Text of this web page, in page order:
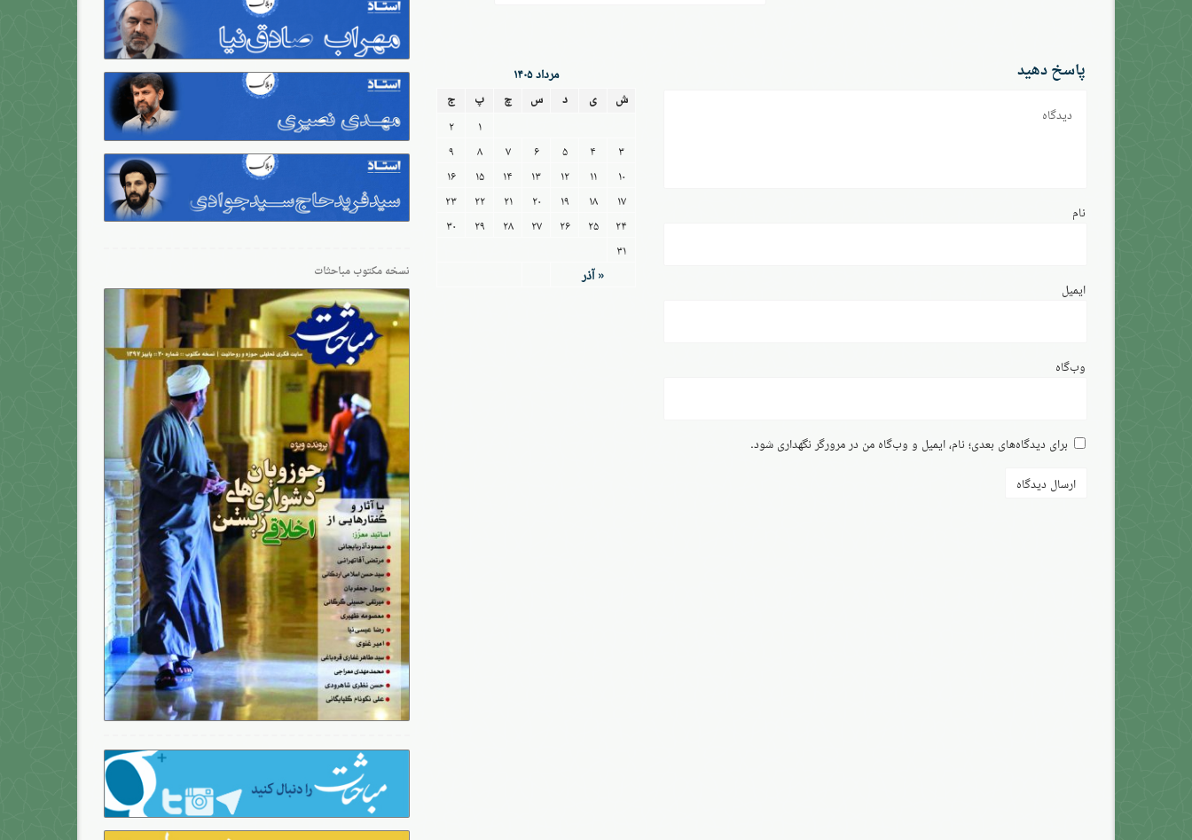
پاسخ دهید
نام
ایمیل
وب‌گاه
برای دیدگاه‌های بعدی؛ نام، ایمیل و وب‌گاه من در مرورگر نگهداری شود.
مرداد ۱۴۰۵
ش
ی د س چ پ
ج
۱
۲
۳
۴ ۵ ۶ ۷ ۸
۹
۱۰
۱۱ ۱۲ ۱۳ ۱۴ ۱۵
۱۶
۱۷
۱۸ ۱۹ ۲۰ ۲۱ ۲۲
۲۳
۲۴
۲۵ ۲۶ ۲۷ ۲۸ ۲۹
۳۰
۳۱
« آذر
نسخه مکتوب مباحثات